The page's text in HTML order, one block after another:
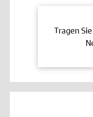
Tragen